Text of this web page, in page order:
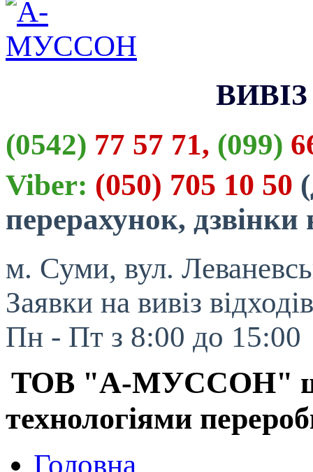
(0542) 77 57 71, (099)
Viber: (050) 705 10 50
перерахунок,
м. Суми, вул.
Заявки на вивіз
Пн - Пт з 8:00 до 15:00
ТОВ "А-МУССОН"
технологіями
Головна